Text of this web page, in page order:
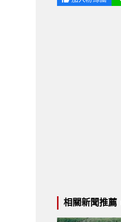
相關新聞推薦